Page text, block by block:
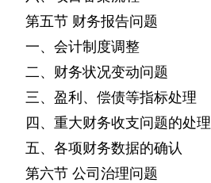
第五节 财务报告问题
一、会计制度调整
二、财务状况变动问题
三、盈利、偿债等指标处理
四、重大财务收支问题的处理
五、各项财务数据的确认
第六节 公司治理问题